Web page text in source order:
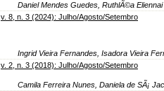
Daniel Mendes Guedes, RuthlÃ©a
v. 8, n. 3 (2024): Julho/Agosto/Setembro
Ingrid Vieira Fernandes, Isadora Vieira
v. 2, n. 3 (2018): Julho/Agosto/Setembro
Camila Ferreira Nunes, Daniela de SÃ¡